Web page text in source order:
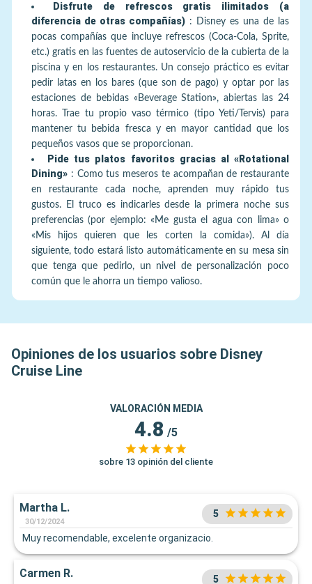
Disfrute de refrescos gratis ilimitados (a
diferencia de otras compañías) :
Disney es una de las
pocas compañías que incluye refrescos (Coca-Cola, Sprite,
etc.) gratis en las fuentes de autoservicio de la cubierta de la
piscina y en los restaurantes. Un consejo práctico es evitar
pedir latas en los bares (que son de pago) y optar por las
estaciones de bebidas «Beverage Station», abiertas las 24
horas. Trae tu propio vaso térmico (tipo Yeti/Tervis) para
mantener tu bebida fresca y en mayor cantidad que los
pequeños vasos que se proporcionan.
Pide tus platos favoritos gracias al «Rotational
Dining» : Como tus meseros te acompañan de restaurante
en restaurante cada noche, aprenden muy rápido tus
gustos. El truco es indicarles desde la primera noche sus
preferencias (por ejemplo: «Me gusta el agua con lima» o
«Mis hijos quieren que les corten la comida»). Al día
siguiente, todo estará listo automáticamente en su mesa sin
que tenga que pedirlo, un nivel de personalización poco
común que le ahorra un tiempo valioso.
Opiniones de los usuarios sobre Disney
Cruise Line
VALORACIÓN MEDIA
4.8 /5
sobre 13 opinión del cliente
Martha L.
30/12/2024
5
Muy recomendable, excelente organizacio.
Carmen R. 5